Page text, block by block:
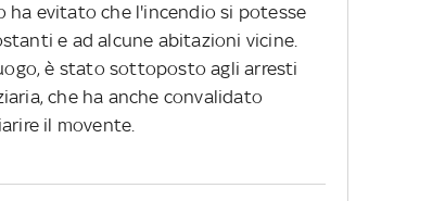
evitato che l'incendio si potesse
e ad alcune abitazioni vicine.
è stato sottoposto agli arresti
che ha anche convalidato
il movente.